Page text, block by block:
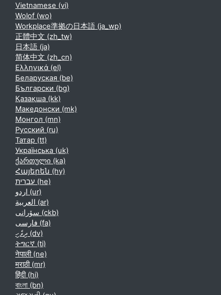
Vietnamese ‎(vi)‎
Wolof ‎(wo)‎
Workplace準拠の日本語 ‎(ja_wp)‎
正體中文 ‎(zh_tw)‎
日本語 ‎(ja)‎
简体中文 ‎(zh_cn)‎
Ελληνικά ‎(el)‎
Беларуская ‎(be)‎
Български ‎(bg)‎
Қазақша ‎(kk)‎
Македонски ‎(mk)‎
Монгол ‎(mn)‎
Русский ‎(ru)‎
Татар ‎(tt)‎
Українська ‎(uk)‎
ქართული ‎(ka)‎
Հայերեն ‎(hy)‎
עברית ‎(he)‎
اردو ‎(ur)‎
العربية ‎(ar)‎
سۆرانی ‎(ckb)‎
فارسی ‎(fa)‎
ދިވެހި ‎(dv)‎
ትግርኛ ‎(ti)‎
नेपाली ‎(ne)‎
मराठी ‎(mr)‎
हिंदी ‎(hi)‎
বাংলা ‎(bn)‎